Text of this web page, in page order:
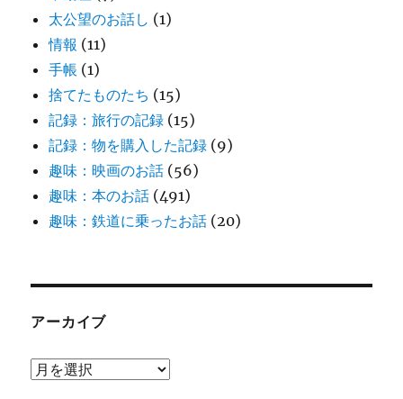
太公望のお話し (1)
情報 (11)
手帳 (1)
捨てたものたち (15)
記録：旅行の記録 (15)
記録：物を購入した記録 (9)
趣味：映画のお話 (56)
趣味：本のお話 (491)
趣味：鉄道に乗ったお話 (20)
アーカイブ
ア